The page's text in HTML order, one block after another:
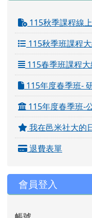
115秋季課程線
115秋季班課程
115春季班課程大
115年度春季班-
115年度春季班-
我在邑米社大的
退費表單
會員登入